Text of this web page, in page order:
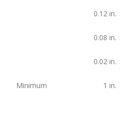
0.12 in.
0.08 in.
0.02 in.
Minimum 1 in.